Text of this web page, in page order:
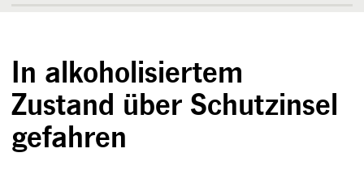
In alkoholisiertem
Zustand über Schutzinsel
gefahren